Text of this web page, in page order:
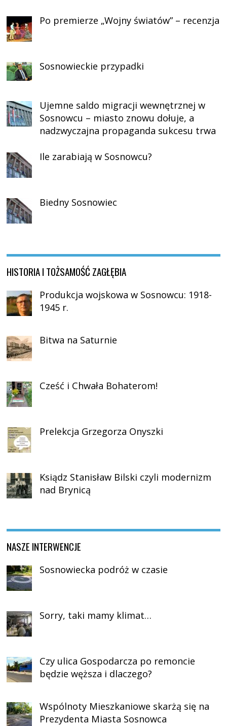
Po premierze „Wojny światów” – recenzja
Sosnowieckie przypadki
Ujemne saldo migracji wewnętrznej w
Sosnowcu – miasto znowu dołuje, a
nadzwyczajna propaganda sukcesu trwa
Ile zarabiają w Sosnowcu?
Biedny Sosnowiec
HISTORIA I TOŻSAMOŚĆ ZAGŁĘBIA
Produkcja wojskowa w Sosnowcu: 1918-
1945 r.
Bitwa na Saturnie
Cześć i Chwała Bohaterom!
Prelekcja Grzegorza Onyszki
Ksiądz Stanisław Bilski czyli modernizm
nad Brynicą
NASZE INTERWENCJE
Sosnowiecka podróż w czasie
Sorry, taki mamy klimat…
Czy ulica Gospodarcza po remoncie
będzie węższa i dlaczego?
Wspólnoty Mieszkaniowe skarżą się na
Prezydenta Miasta Sosnowca